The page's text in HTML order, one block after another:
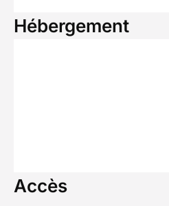
Hébergement
Accès